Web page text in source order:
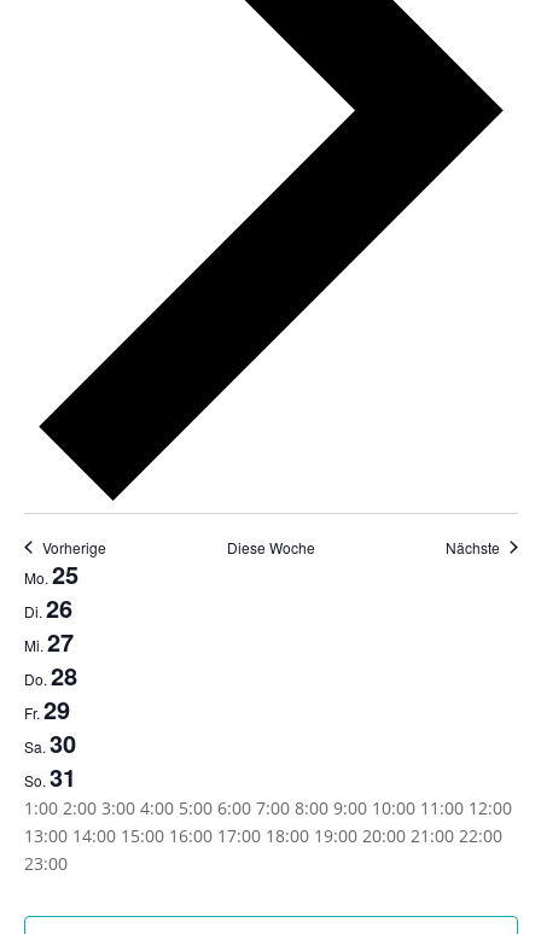
Vorherige Diese Woche Nächste
Woche
von
Veranstaltungen
Mo. 25
Di. 26
Mi. 27
Do. 28
Fr. 29
Sa. 30
So. 31
0:00
1:00 2:00 3:00 4:00 5:00 6:00 7:00 8:00 9:00 10:00 11:00 12:00
13:00 14:00 15:00 16:00 17:00 18:00 19:00 20:00 21:00 22:00
23:000:00
Mai
Veranstaltungen
Mai
Veranstaltungen
Mai
Veranstaltungen
Mai
Veranstaltungen
Mai
Veranstaltungen
Mai
Veranstaltungen
Mai
Veranstaltungen